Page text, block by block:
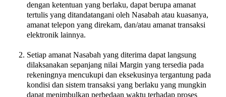
dengan ketentuan yang berlaku, dapat berupa amanat
tertulis yang ditandatangani oleh Nasabah atau kuasanya,
amanat telepon yang direkam, dan/atau amanat transaksi
elektronik lainnya.
Setiap amanat Nasabah yang diterima dapat langsung
dilaksanakan sepanjang nilai Margin yang tersedia pada
rekeningnya mencukupi dan eksekusinya tergantung pada
kondisi dan sistem transaksi yang berlaku yang mungkin
dapat menimbulkan perbedaan waktu terhadap proses